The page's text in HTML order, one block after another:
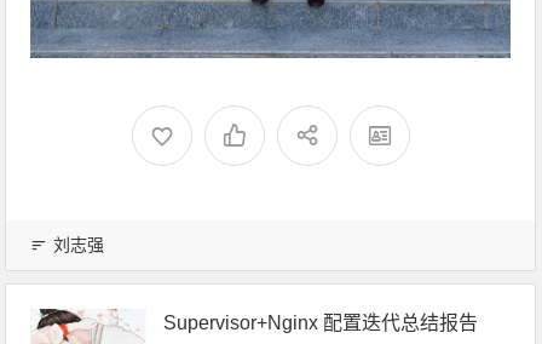
刘志强
Supervisor+Nginx 配置迭代总结报告